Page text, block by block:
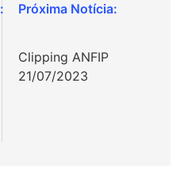
Clipping ANFIP
21/07/2023